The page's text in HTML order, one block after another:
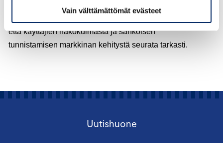
Vain välttämättömät evästeet
että käyttäjien näkökulmasta ja sähköisen
tunnistamisen markkinan kehitystä seurata tarkasti.
Uutishuone